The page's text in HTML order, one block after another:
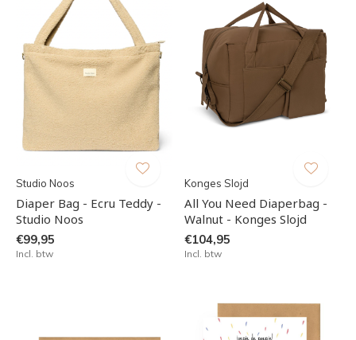
Studio Noos
Diaper Bag - Ecru Teddy -
Studio Noos
€99,95
Incl. btw
Konges Slojd
All You Need Diaperbag -
Walnut - Konges Slojd
€104,95
Incl. btw